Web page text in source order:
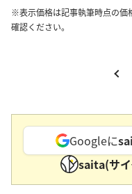
※表示価格は記事執筆時点の価
確認ください。
Googleに
saita(サ